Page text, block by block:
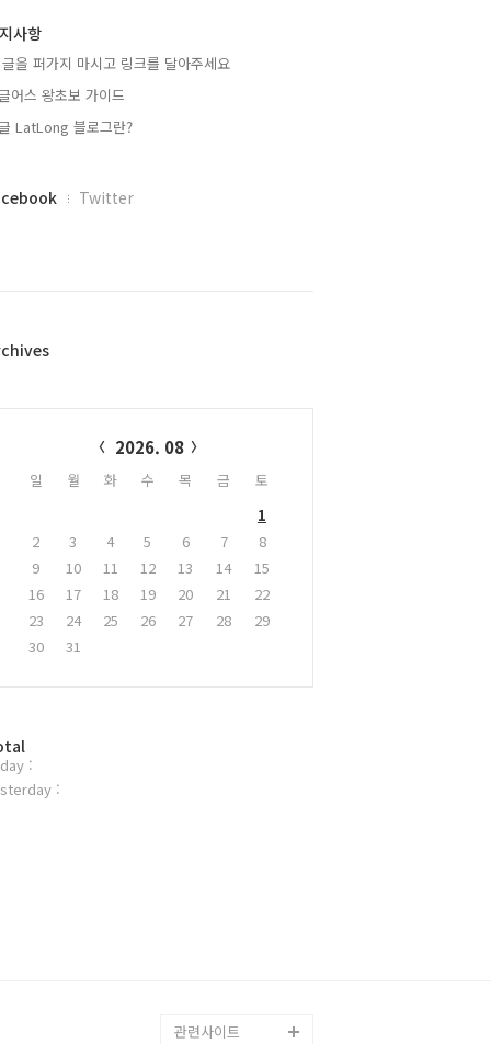
사항
을 퍼가지 마시고 링크를 달아주세요
어스 왕초보 가이드
LatLong 블로그란?
Twitter
2026. 08
일 월 화 수 목 금
토
1
2
3 4 5 6 7
8
9
10 11 12 13 14
15
16
17 18 19 20 21
22
23
24 25 26 27 28
29
30
31
:
:
관련사이트